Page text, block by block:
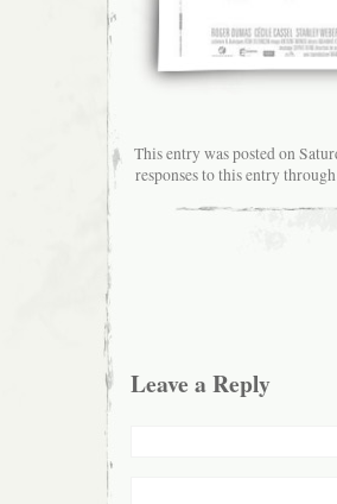
This entry was posted on
responses to this entry
Leave a Reply